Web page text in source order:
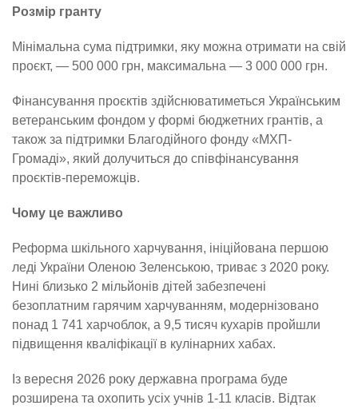
Розмір гранту
Мінімальна сума підтримки, яку можна отримати на свій
проєкт, — 500 000 грн, максимальна — 3 000 000 грн.
Фінансування проєктів здійснюватиметься Українським
ветеранським фондом у формі бюджетних грантів, а
також за підтримки Благодійного фонду «МХП-
Громаді», який долучиться до співфінансування
проєктів-переможців.
Чому це важливо
Реформа шкільного харчування, ініційована першою
леді України Оленою Зеленською, триває з 2020 року.
Нині близько 2 мільйонів дітей забезпечені
безоплатним гарячим харчуванням, модернізовано
понад 1 741 харчоблок, а 9,5 тисяч кухарів пройшли
підвищення кваліфікації в кулінарних хабах.
Із вересня 2026 року державна програма буде
розширена та охопить усіх учнів 1-11 класів. Відтак